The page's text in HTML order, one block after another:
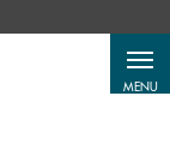
MENU